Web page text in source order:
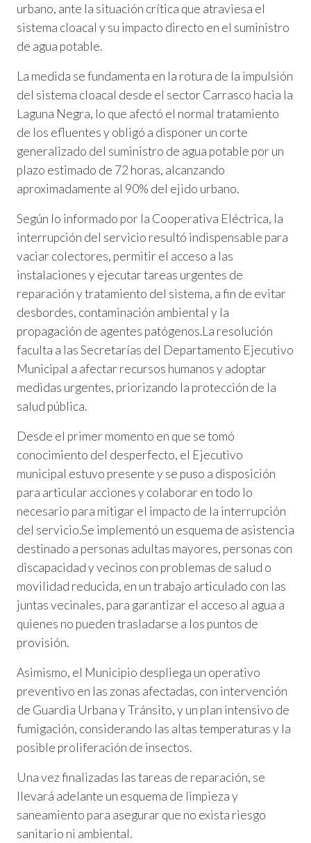
urbano, ante la situación crítica que atraviesa el
sistema cloacal y su impacto directo en el suministro
de agua potable.
La medida se fundamenta en la rotura de la impulsión
del sistema cloacal desde el sector Carrasco hacia la
Laguna Negra, lo que afectó el normal tratamiento
de los efluentes y obligó a disponer un corte
generalizado del suministro de agua potable por un
plazo estimado de 72 horas, alcanzando
aproximadamente al 90% del ejido urbano.
Según lo informado por la Cooperativa Eléctrica, la
interrupción del servicio resultó indispensable para
vaciar colectores, permitir el acceso a las
instalaciones y ejecutar tareas urgentes de
reparación y tratamiento del sistema, a fin de evitar
desbordes, contaminación ambiental y la
propagación de agentes patógenos.La resolución
faculta a las Secretarías del Departamento Ejecutivo
Municipal a afectar recursos humanos y adoptar
medidas urgentes, priorizando la protección de la
salud pública.
Desde el primer momento en que se tomó
conocimiento del desperfecto, el Ejecutivo
municipal estuvo presente y se puso a disposición
para articular acciones y colaborar en todo lo
necesario para mitigar el impacto de la interrupción
del servicio.Se implementó un esquema de asistencia
destinado a personas adultas mayores, personas con
discapacidad y vecinos con problemas de salud o
movilidad reducida, en un trabajo articulado con las
juntas vecinales, para garantizar el acceso al agua a
quienes no pueden trasladarse a los puntos de
provisión.
Asimismo, el Municipio despliega un operativo
preventivo en las zonas afectadas, con intervención
de Guardia Urbana y Tránsito, y un plan intensivo de
fumigación, considerando las altas temperaturas y la
posible proliferación de insectos.
Una vez finalizadas las tareas de reparación, se
llevará adelante un esquema de limpieza y
saneamiento para asegurar que no exista riesgo
sanitario ni ambiental.